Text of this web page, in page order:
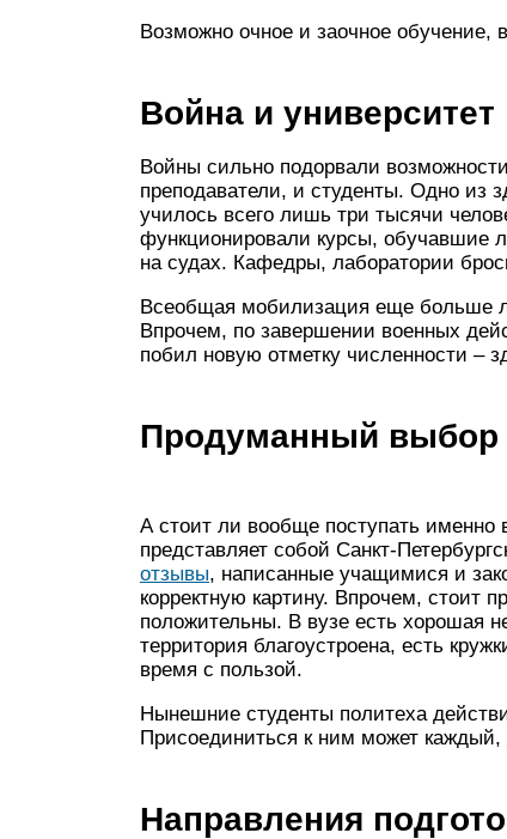
Возможно очное и заочное обучение,
Война и университет
Войны сильно подорвали
преподаватели, и студенты. Одно из
училось всего лишь три тысячи
функционировали курсы, обучавшие
на судах. Кафедры, лаборатории
Всеобщая мобилизация еще больше
Впрочем, по завершении военных
побил новую отметку численности –
Продуманный выбор
А стоит ли вообще поступать именно
представляет собой Санкт-
отзывы, написанные учащимися и
корректную картину. Впрочем, стоит
положительны. В вузе есть хорошая
территория благоустроена, есть
время с пользой.
Нынешние студенты политеха
Присоединиться к ним может
Направления